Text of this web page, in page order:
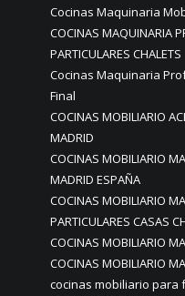
Cocinas Maquinaria
COCINAS MAQUINARIA
PARTICULARES CHALETS
Cocinas Maquinaria
Final
COCINAS MOBILIARIO
MADRID
COCINAS MOBILIARIO
MADRID ESPAÑA
COCINAS MOBILIARIO
PARTICULARES CASAS
COCINAS MOBILIARIO
COCINAS MOBILIARIO
cocinas mobiliario